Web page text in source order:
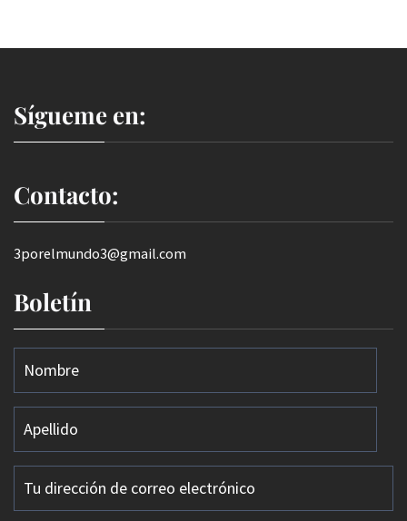
Sígueme en:
Contacto:
3porelmundo3@gmail.com
Boletín